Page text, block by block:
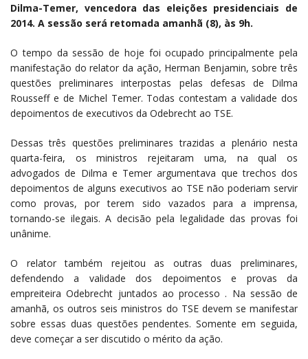
Dilma-Temer, vencedora das eleições presidenciais de
2014. A sessão será retomada amanhã (8), às 9h.
O tempo da sessão de hoje foi ocupado principalmente pela
manifestação do relator da ação, Herman Benjamin, sobre três
questões preliminares interpostas pelas defesas de Dilma
Rousseff e de Michel Temer. Todas contestam a validade dos
depoimentos de executivos da Odebrecht ao TSE.
Dessas três questões preliminares trazidas a plenário nesta
quarta-feira, os ministros rejeitaram uma, na qual os
advogados de Dilma e Temer argumentava que trechos dos
depoimentos de alguns executivos ao TSE não poderiam servir
como provas, por terem sido vazados para a imprensa,
tornando-se ilegais. A decisão pela legalidade das provas foi
unânime.
O relator também rejeitou as outras duas preliminares,
defendendo a validade dos depoimentos e provas da
empreiteira Odebrecht juntados ao processo . Na sessão de
amanhã, os outros seis ministros do TSE devem se manifestar
sobre essas duas questões pendentes. Somente em seguida,
deve começar a ser discutido o mérito da ação.